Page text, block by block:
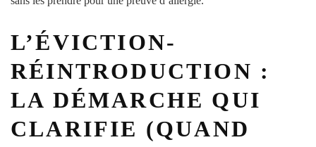
L’ÉVICTION-
RÉINTRODUCTION :
LA DÉMARCHE QUI
CLARIFIE (QUAND